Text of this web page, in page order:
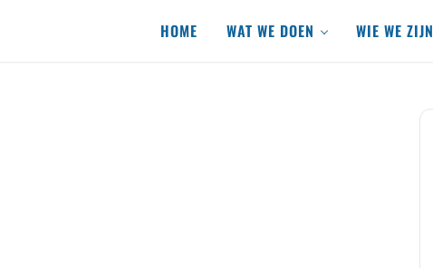
HOME WAT WE DOEN WIE WE ZIJN